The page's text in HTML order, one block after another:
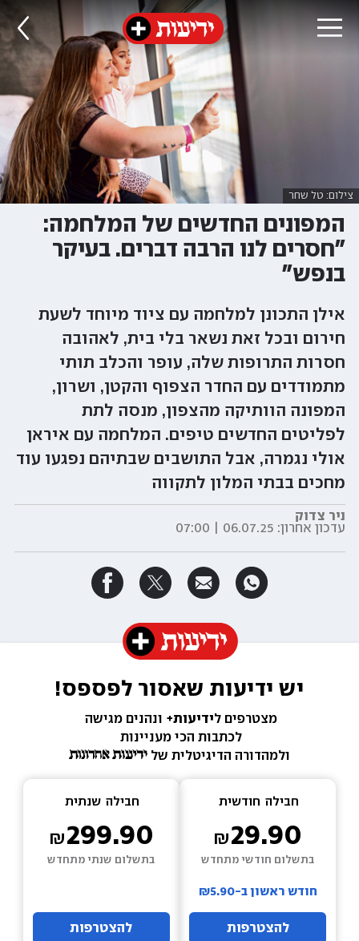
צילום: טל שחר
המפונים החדשים של המלחמה:
"חסרים לנו הרבה דברים. בעיקר
בנפש"
אילן התכונן למלחמה עם ציוד מיוחד לשעת
חירום ובכל זאת נשאר בלי בית, לאהובה
חסרות התרופות שלה, עופר והכלב תותי
מתמודדים עם החדר הצפוף והקטן, ושרון,
המפונה הוותיקה מהצפון, מנסה לתת
לפליטים החדשים טיפים. המלחמה עם איראן
אולי נגמרה, אבל התושבים שבתיהם נפגעו עוד
מחכים בבתי המלון לתקווה
ניר צדוק
עדכון אחרון: 06.07.25 | 07:00
יש ידיעות שאסור לפספס!
מצטרפים לידיעות+ ונהנים מגישה
לכתבות הכי מעניינות
ולמהדורה הדיגיטלית של
חבילה חודשית
29.90
בתשלום חודשי מתחדש
חודש ראשון ב-₪5.90
להצטרפות
חבילה שנתית
299.90
בתשלום שנתי מתחדש
להצטרפות